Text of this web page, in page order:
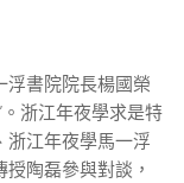
浮書院院長楊國榮
浙江年夜學求是特
浙江年夜學馬一浮
陶磊參與對談，